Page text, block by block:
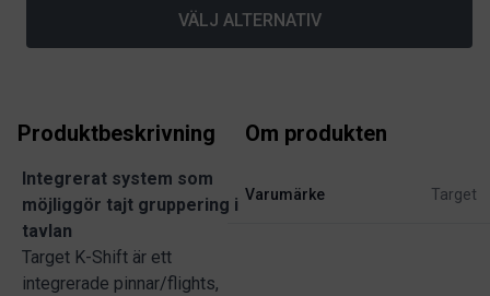
VÄLJ ALTERNATIV
Produktbeskrivning
Integrerat system som
möjliggör tajt gruppering i
tavlan
Target K-Shift är ett
integrerade pinnar/flights,
Om produkten
Varumärke Target